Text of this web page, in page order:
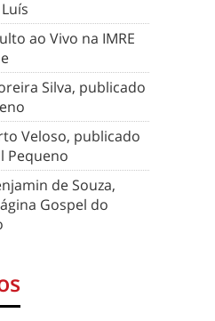
ao Vivo na IMRE
Silva, publicado
Veloso, publicado
Pequeno
de Souza,
Gospel do